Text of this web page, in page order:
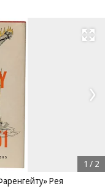
Развернуть
Рея
1 / 2